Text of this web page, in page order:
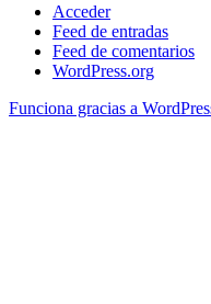
Acceder
Feed de entradas
Feed de comentarios
WordPress.org
Funciona gracias a